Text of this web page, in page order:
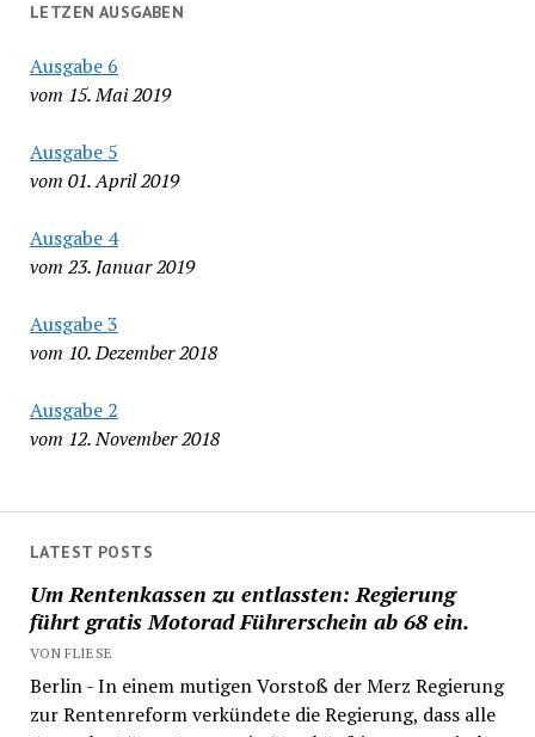
LETZEN AUSGABEN
Ausgabe 6
vom 15. Mai 2019
Ausgabe 5
vom 01. April 2019
Ausgabe 4
vom 23. Januar 2019
Ausgabe 3
vom 10. Dezember 2018
Ausgabe 2
vom 12. November 2018
LATEST POSTS
Um Rentenkassen zu entlassten: Regierung
führt gratis Motorad Führerschein ab 68 ein.
VON FLIESE
Berlin - In einem mutigen Vorstoß der Merz Regierung
zur Rentenreform verkündete die Regierung, dass alle